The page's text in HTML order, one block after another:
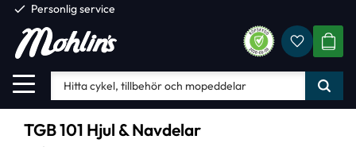
Meny
check Personlig service
TGB 101 Hjul & Navdelar